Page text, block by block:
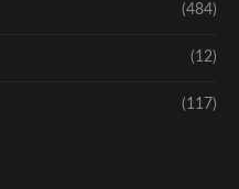
(484)
(12)
(117)